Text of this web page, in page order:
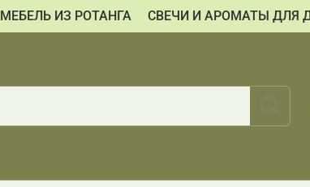
МЕБЕЛЬ ИЗ РОТАНГА СВЕЧИ И АРОМАТЫ ДЛЯ